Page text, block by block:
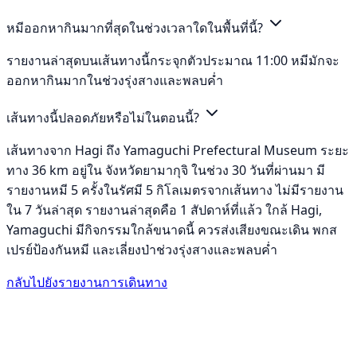
หมีออกหากินมากที่สุดในช่วงเวลาใดในพื้นที่นี้?
รายงานล่าสุดบนเส้นทางนี้กระจุกตัวประมาณ 11:00 หมีมักจะ
ออกหากินมากในช่วงรุ่งสางและพลบค่ำ
เส้นทางนี้ปลอดภัยหรือไม่ในตอนนี้?
เส้นทางจาก Hagi ถึง Yamaguchi Prefectural Museum ระยะ
ทาง 36 km อยู่ใน จังหวัดยามากุจิ ในช่วง 30 วันที่ผ่านมา มี
รายงานหมี 5 ครั้งในรัศมี 5 กิโลเมตรจากเส้นทาง ไม่มีรายงาน
ใน 7 วันล่าสุด รายงานล่าสุดคือ 1 สัปดาห์ที่แล้ว ใกล้ Hagi,
Yamaguchi มีกิจกรรมใกล้ขนาดนี้ ควรส่งเสียงขณะเดิน พกส
เปรย์ป้องกันหมี และเลี่ยงป่าช่วงรุ่งสางและพลบค่ำ
กลับไปยังรายงานการเดินทาง